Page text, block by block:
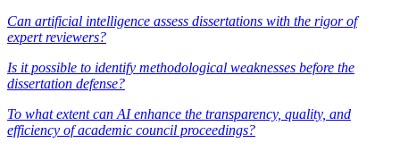
Can artificial intelligence assess dissertations with the rigor of
expert reviewers?
Is it possible to identify methodological weaknesses before the
dissertation defense?
To what extent can AI enhance the transparency, quality, and
efficiency of academic council proceedings?